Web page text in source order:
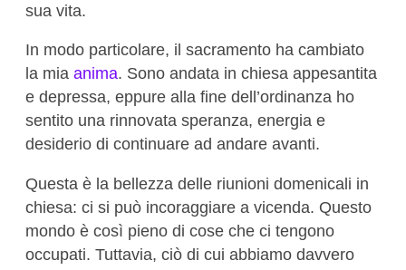
sua vita.
In modo particolare, il sacramento ha cambiato
la mia anima. Sono andata in chiesa appesantita
e depressa, eppure alla fine dell’ordinanza ho
sentito una rinnovata speranza, energia e
desiderio di continuare ad andare avanti.
Questa è la bellezza delle riunioni domenicali in
chiesa: ci si può incoraggiare a vicenda. Questo
mondo è così pieno di cose che ci tengono
occupati. Tuttavia, ciò di cui abbiamo davvero